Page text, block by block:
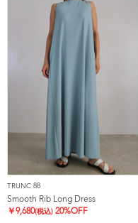
TRUNC 88
Smooth Rib Long Dress
￥9,680(税込) 20%OFF